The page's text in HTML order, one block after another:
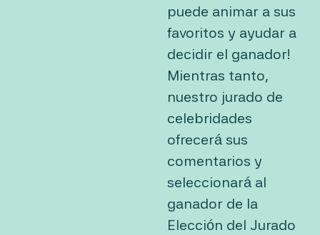
puede animar a sus
favoritos y ayudar a
decidir el ganador!
Mientras tanto,
nuestro jurado de
celebridades
ofrecerá sus
comentarios y
seleccionará al
ganador de la
Elección del Jurado